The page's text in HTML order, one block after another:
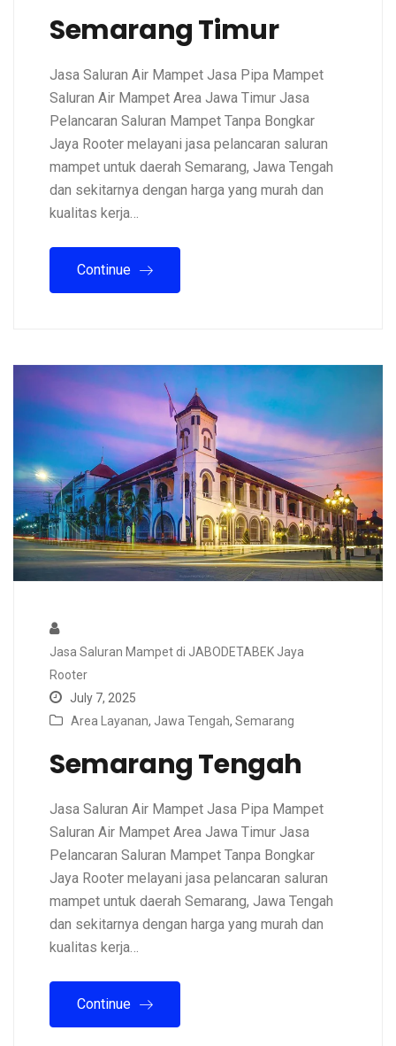
Semarang Timur
Jasa Saluran Air Mampet Jasa Pipa Mampet
Saluran Air Mampet Area Jawa Timur Jasa
Pelancaran Saluran Mampet Tanpa Bongkar
Jaya Rooter melayani jasa pelancaran saluran
mampet untuk daerah Semarang, Jawa Tengah
dan sekitarnya dengan harga yang murah dan
kualitas kerja…
Continue
Jasa Saluran Mampet di JABODETABEK Jaya
Rooter
July 7, 2025
Area Layanan, Jawa Tengah, Semarang
Semarang Tengah
Jasa Saluran Air Mampet Jasa Pipa Mampet
Saluran Air Mampet Area Jawa Timur Jasa
Pelancaran Saluran Mampet Tanpa Bongkar
Jaya Rooter melayani jasa pelancaran saluran
mampet untuk daerah Semarang, Jawa Tengah
dan sekitarnya dengan harga yang murah dan
kualitas kerja…
Continue